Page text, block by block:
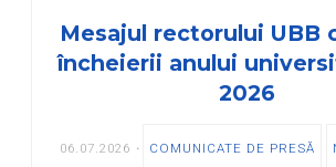
Mesajul rectorului UBB
încheierii anului
2026
06.07.2026 COMUNICATE DE PRESĂ